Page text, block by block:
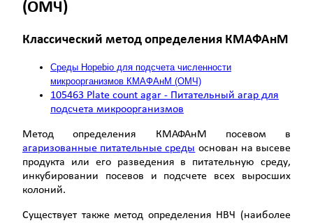
(ОМЧ)
Классический метод определения КМАФАнМ
Среды Hopebio для подсчета численности
микроорганизмов КМАФАнМ (ОМЧ)
105463 Plate count agar - Питательный агар для
подсчета микроорганизмов
Метод определения КМАФАнМ посевом в
агаризованные питательные среды основан на высеве
продукта или его разведения в питательную среду,
инкубировании посевов и подсчете всех выросших
колоний.
Существует также метод определения НВЧ (наиболее